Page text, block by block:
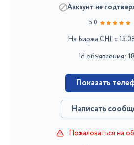
Аккаунт не
5.0
На Биржа СНГ с
Id объявления:
Показать
Написать
Пожаловаться на